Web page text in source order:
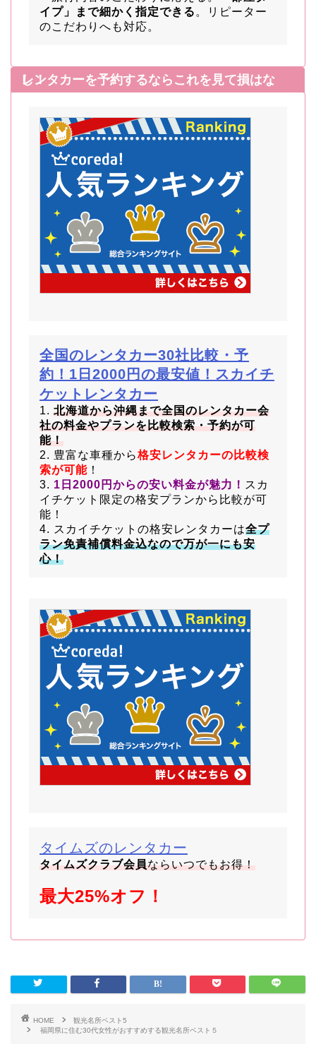
イプ」まで細かく指定できる 。リピーター
のこだわりへも対応。
レンタカーを予約するならこれを見て損はなし！
全国のレンタカー30社比較・予
約！1日2000円の最安値！スカイチ
ケットレンタカー
1. 北海道から沖縄まで全国のレンタカー会
社の料金やプランを比較検索・予約が可
能！
2. 豊富な車種から格安レンタカーの比較検
索が可能 ！
3. 1日2000円からの安い料金が魅力！ スカ
イチケット限定の格安プランから比較が可
能！
4. スカイチケットの格安レンタカーは全プ
ラン免責補償料金込なので万が一にも安
心！
タイムズのレンタカー
タイムズクラブ会員ならいつでもお得！
最大25%オフ！
HOME
観光名所ベスト5
福岡県に住む30代女性がおすすめする観光名所ベスト５